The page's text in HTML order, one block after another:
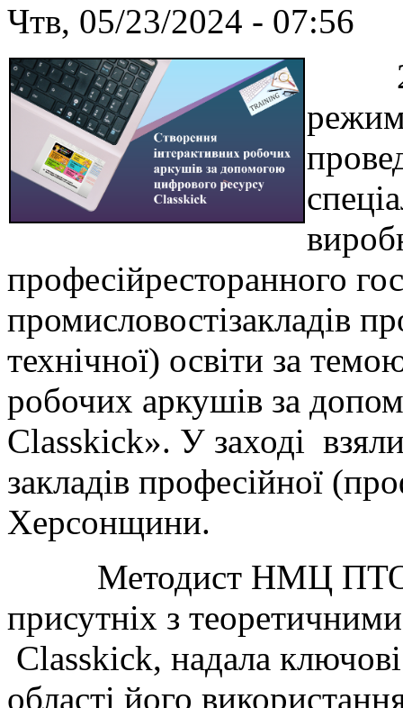
Чтв, 05/23/2024 - 07:56
22
професійресторанного
промисловостізакладів
технічної) освіти за
робочих аркушів за
Classkick». У заході
закладів професійної
Херсонщини.
Методист НМЦ ПТО
присутніх з
Classkick, надала
області його